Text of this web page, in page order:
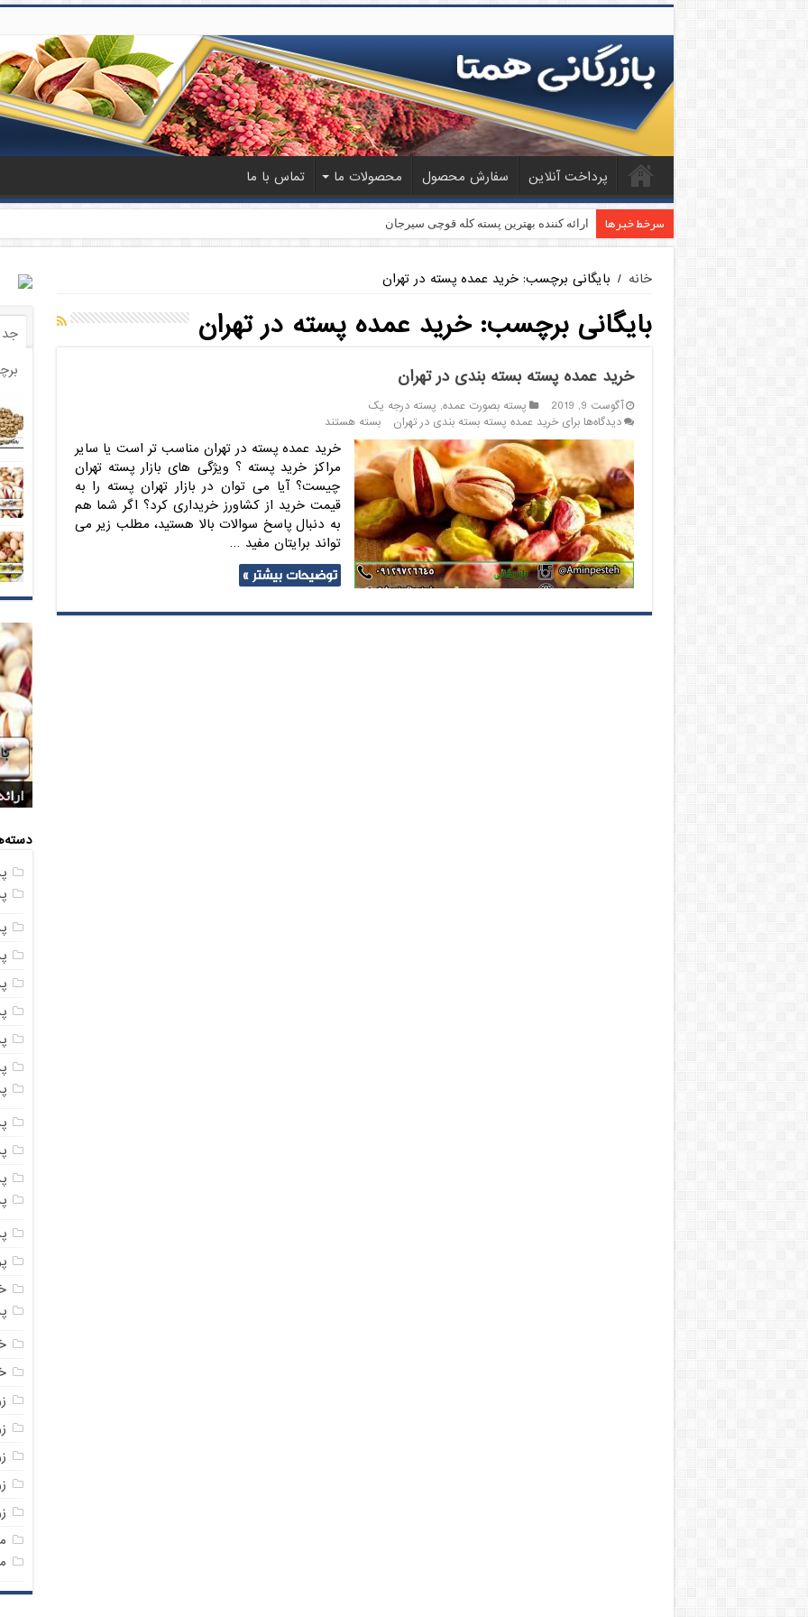
پرداخت آنلاین سفارش محصول محصولات ما تماس با ما
سرخط خبرها ارائه کننده بهترین پسته کله قوچی سیرجان
خانه / بایگانی برچسب: خرید عمده پسته در تهران
بایگانی برچسب:خرید عمده پسته در تهران
خرید عمده پسته بسته بندی در تهران
آگوست 9, 2019 پسته بصورت عمده, پسته درجه یک
دیدگاه‌هابرای خرید عمده پسته بسته بندی در تهران بسته هستند
خرید عمده پسته در تهران مناسب تر است یا سایر
مراکز خرید پسته ؟ ویژگی های بازار پسته تهران
چیست؟ آیا می توان در بازار تهران پسته را به
قیمت خرید از کشاورز خریداری کرد؟ اگر شما هم
به دنبال پاسخ سوالات بالا هستید، مطلب زیر می
تواند برایتان مفید …
توضیحات بیشتر »